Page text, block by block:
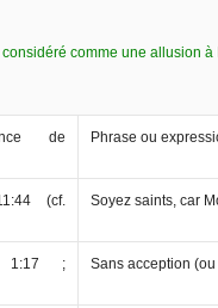
comme une allusion
de
Phrase ou
(cf.
Soyez saints, car
1:17 ;
Sans acception